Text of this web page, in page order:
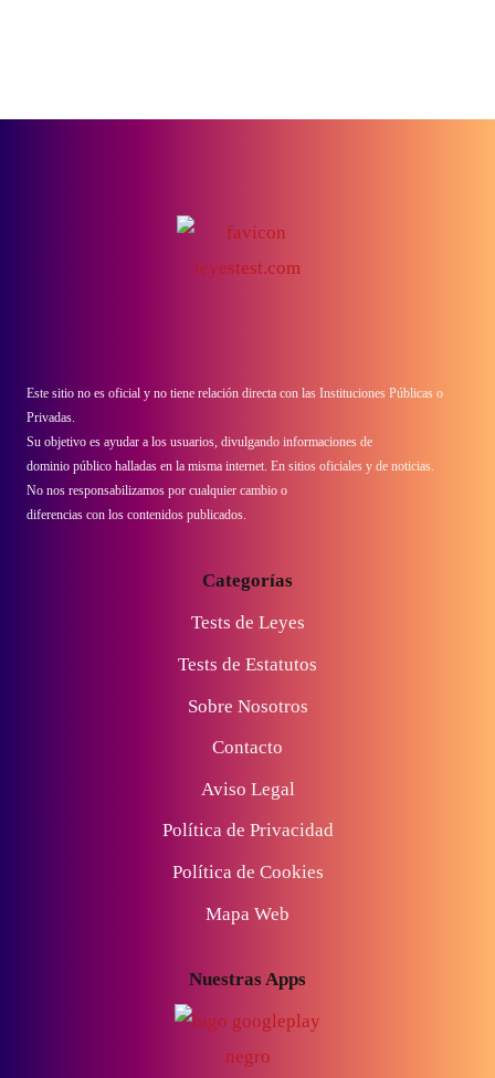
Este sitio no es oficial y no tiene relación directa con las Instituciones Públicas o
Privadas.
Su objetivo es ayudar a los usuarios, divulgando informaciones de
dominio público halladas en la misma internet. En sitios oficiales y de noticias.
No nos responsabilizamos por cualquier cambio o
diferencias con los contenidos publicados.
Categorías
Tests de Leyes
Tests de Estatutos
Sobre Nosotros
Contacto
Aviso Legal
Política de Privacidad
Política de Cookies
Mapa Web
Nuestras Apps